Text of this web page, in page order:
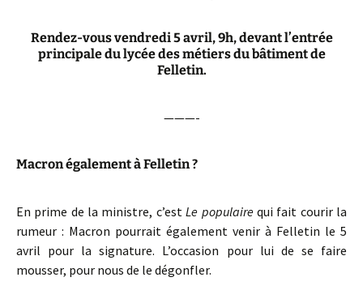
Rendez-vous vendredi 5 avril, 9h, devant l’entrée
principale du lycée des métiers du bâtiment de
Felletin.
———-
Macron également à Felletin ?
En prime de la ministre, c’estLe populairequi fait courir la
rumeur : Macron pourrait également venir à Felletin le 5
avril pour la signature. L’occasion pour lui de se faire
mousser, pour nous de le dégonfler.